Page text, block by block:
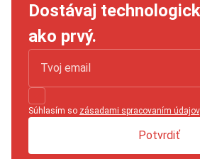
Dostávaj
ako prvý.
Súhlasím so zásadami spracovaním údajov.
Potvrdiť